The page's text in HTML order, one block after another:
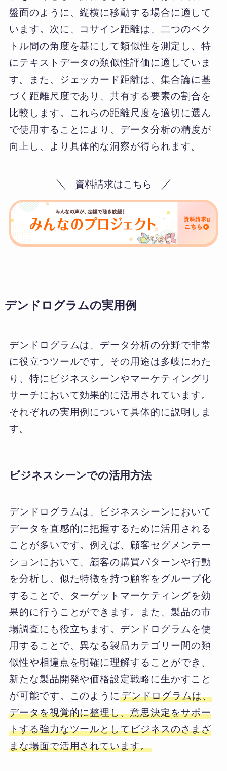
盤面のように、縦横に移動する場合に適して
います。次に、コサイン距離は、二つのベク
トル間の角度を基にして類似性を測定し、特
にテキストデータの類似性評価に適していま
す。また、ジェッカード距離は、集合論に基
づく距離尺度であり、共有する要素の割合を
比較します。これらの距離尺度を適切に選ん
で使用することにより、データ分析の精度が
向上し、より具体的な洞察が得られます。
資料請求はこちら
デンドログラムの実用例
デンドログラムは、データ分析の分野で非常
に役立つツールです。その用途は多岐にわた
り、特にビジネスシーンやマーケティングリ
サーチにおいて効果的に活用されています。
それぞれの実用例について具体的に説明しま
す。
ビジネスシーンでの活用方法
デンドログラムは、ビジネスシーンにおいて
データを直感的に把握するために活用される
ことが多いです。例えば、顧客セグメンテー
ションにおいて、顧客の購買パターンや行動
を分析し、似た特徴を持つ顧客をグループ化
することで、ターゲットマーケティングを効
果的に行うことができます。また、製品の市
場調査にも役立ちます。デンドログラムを使
用することで、異なる製品カテゴリー間の類
似性や相違点を明確に理解することができ、
新たな製品開発や価格設定戦略に生かすこと
が可能です。このようにデンドログラムは、
データを視覚的に整理し、意思決定をサポー
トする強力なツールとしてビジネスのさまざ
まな場面で活用されています。